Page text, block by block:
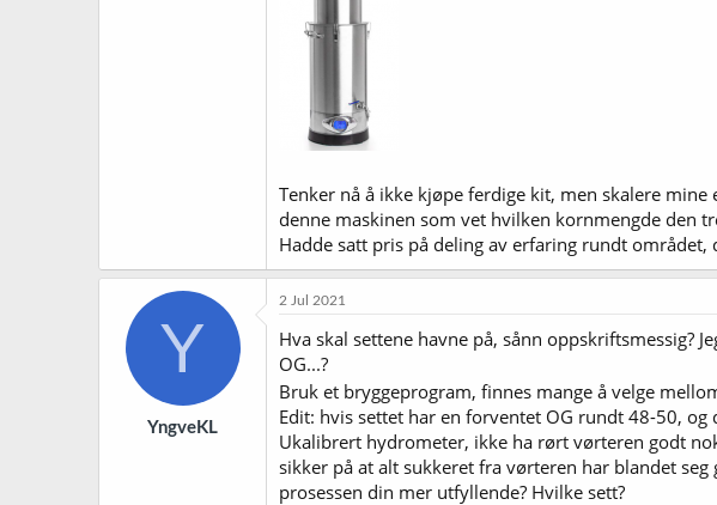
Tenker nå å ikke kjøpe ferdige kit, men skalere
denne maskinen som vet hvilken kornmengde den
Hadde satt pris på deling av erfaring rundt området,
Y
YngveKL
2 Jul 2021
Hva skal settene havne på, sånn
OG...?
Bruk et bryggeprogram, finnes mange å velge
Edit: hvis settet har en forventet OG rundt 48-50,
Ukalibrert hydrometer, ikke ha rørt vørteren godt
sikker på at alt sukkeret fra vørteren har blandet
prosessen din mer utfyllende? Hvilke sett?